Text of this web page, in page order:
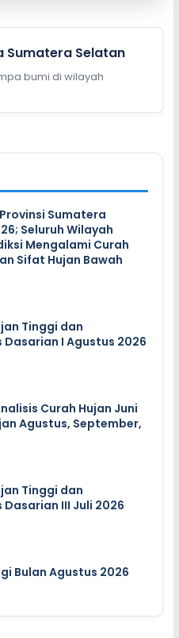
Sumatera Selatan
bumi di wilayah
Sumatera
Seluruh Wilayah
Mengalami Curah
Sifat Hujan Bawah
Tinggi dan
I Agustus 2026
Curah Hujan Juni
Agustus, September,
Tinggi dan
III Juli 2026
Bulan Agustus 2026